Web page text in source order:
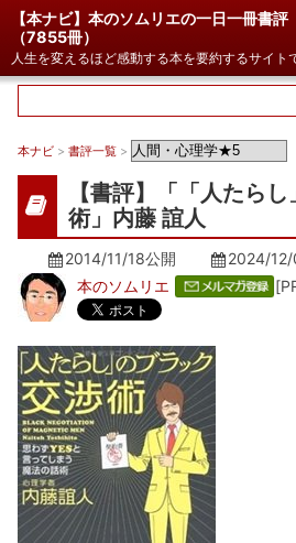
【本ナビ】本のソムリエの一日一冊書評
（7855冊）
人生を変えるほど感動する本を要約するサイト
本ナビ > 書評一覧 >
【書評】「「人たら
術」内藤 誼人
2014/11/18公開 2024/
本のソムリエ